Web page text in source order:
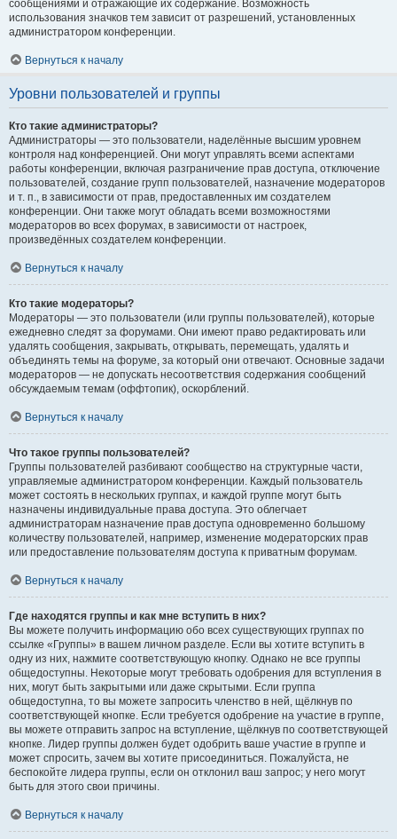
сообщениями и отражающие их содержание. Возможность
использования значков тем зависит от разрешений, установленных
администратором конференции.
Вернуться к началу
Уровни пользователей и группы
Кто такие администраторы?
Администраторы — это пользователи, наделённые высшим уровнем
контроля над конференцией. Они могут управлять всеми аспектами
работы конференции, включая разграничение прав доступа, отключение
пользователей, создание групп пользователей, назначение модераторов
и т. п., в зависимости от прав, предоставленных им создателем
конференции. Они также могут обладать всеми возможностями
модераторов во всех форумах, в зависимости от настроек,
произведённых создателем конференции.
Вернуться к началу
Кто такие модераторы?
Модераторы — это пользователи (или группы пользователей), которые
ежедневно следят за форумами. Они имеют право редактировать или
удалять сообщения, закрывать, открывать, перемещать, удалять и
объединять темы на форуме, за который они отвечают. Основные задачи
модераторов — не допускать несоответствия содержания сообщений
обсуждаемым темам (оффтопик), оскорблений.
Вернуться к началу
Что такое группы пользователей?
Группы пользователей разбивают сообщество на структурные части,
управляемые администратором конференции. Каждый пользователь
может состоять в нескольких группах, и каждой группе могут быть
назначены индивидуальные права доступа. Это облегчает
администраторам назначение прав доступа одновременно большому
количеству пользователей, например, изменение модераторских прав
или предоставление пользователям доступа к приватным форумам.
Вернуться к началу
Где находятся группы и как мне вступить в них?
Вы можете получить информацию обо всех существующих группах по
ссылке «Группы» в вашем личном разделе. Если вы хотите вступить в
одну из них, нажмите соответствующую кнопку. Однако не все группы
общедоступны. Некоторые могут требовать одобрения для вступления в
них, могут быть закрытыми или даже скрытыми. Если группа
общедоступна, то вы можете запросить членство в ней, щёлкнув по
соответствующей кнопке. Если требуется одобрение на участие в группе,
вы можете отправить запрос на вступление, щёлкнув по соответствующей
кнопке. Лидер группы должен будет одобрить ваше участие в группе и
может спросить, зачем вы хотите присоединиться. Пожалуйста, не
беспокойте лидера группы, если он отклонил ваш запрос; у него могут
быть для этого свои причины.
Вернуться к началу